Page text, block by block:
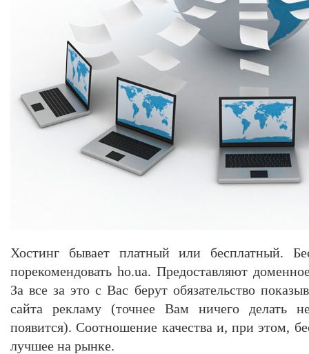
Хостинг бывает платный или бесплатный.
порекомендовать ho.ua. Предоставляют
За все за это с Вас берут обязательство
сайта рекламу (точнее Вам ничего делать
появится). Соотношение качества и, при этом,
лучшее на рынке.